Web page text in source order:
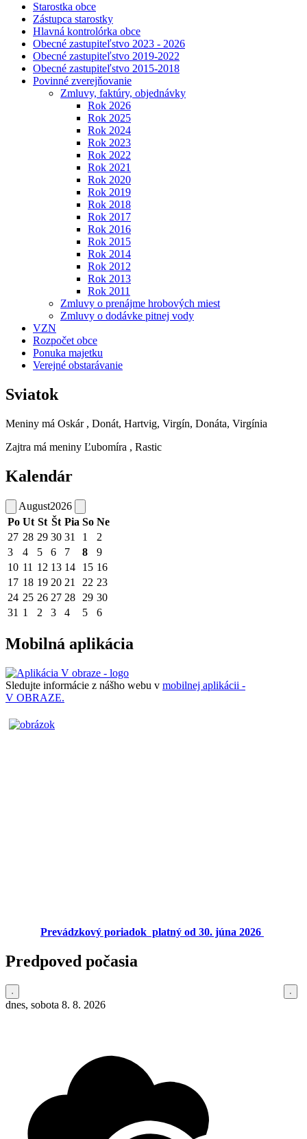
Starostka obce
Zástupca starostky
Hlavná kontrolórka obce
Obecné zastupiteľstvo 2023 - 2026
Obecné zastupiteľstvo 2019-2022
Obecné zastupiteľstvo 2015-2018
Povinné zverejňovanie
Zmluvy, faktúry, objednávky
Rok 2026
Rok 2025
Rok 2024
Rok 2023
Rok 2022
Rok 2021
Rok 2020
Rok 2019
Rok 2018
Rok 2017
Rok 2016
Rok 2015
Rok 2014
Rok 2012
Rok 2013
Rok 2011
Zmluvy o prenájme hrobových miest
Zmluvy o dodávke pitnej vody
VZN
Rozpočet obce
Ponuka majetku
Verejné obstarávanie
Sviatok
Meniny má Oskár , Donát, Hartvig, Virgín, Donáta, Virgínia
Zajtra má meniny Ľubomíra , Rastic
Kalendár
August2026
Po Ut St Št Pia So Ne
27 28 29 30 31 1
2
3
4 5 6 7 8
9
10 11 12 13 14 15 16
17 18 19 20 21 22 23
24 25 26 27 28 29 30
31 1 2 3 4 5 6
Mobilná aplikácia
Sledujte informácie z nášho webu v mobilnej aplikácii -
V OBRAZE.
Prevádzkový poriadok platný od 30. júna 2026
Predpoved počasia
dnes, sobota 8. 8. 2026